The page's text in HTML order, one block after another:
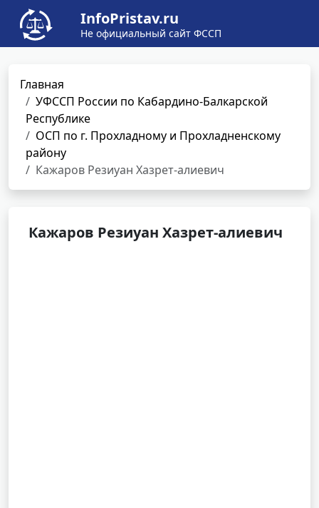
InfoPristav.ru
Не официальный сайт ФССП
Главная
УФССП России по Кабардино-Балкарской
Республике
ОСП по г. Прохладному и Прохладненскому
району
Кажаров Резиуан Хазрет-алиевич
Кажаров Резиуан Хазрет-алиевич